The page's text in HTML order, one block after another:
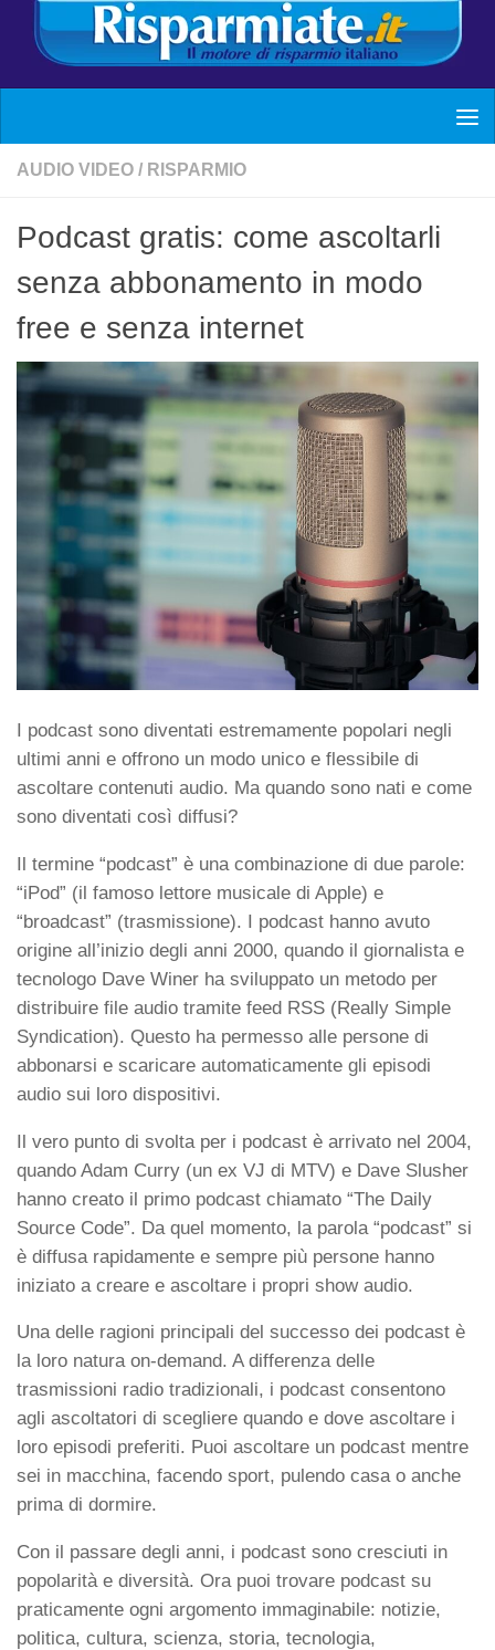
AUDIO VIDEO / RISPARMIO
Podcast gratis: come ascoltarli
senza abbonamento in modo
free e senza internet
I podcast sono diventati estremamente popolari negli
ultimi anni e offrono un modo unico e flessibile di
ascoltare contenuti audio. Ma quando sono nati e come
sono diventati così diffusi?
Il termine “podcast” è una combinazione di due parole:
“iPod” (il famoso lettore musicale di Apple) e
“broadcast” (trasmissione). I podcast hanno avuto
origine all’inizio degli anni 2000, quando il giornalista e
tecnologo Dave Winer ha sviluppato un metodo per
distribuire file audio tramite feed RSS (Really Simple
Syndication). Questo ha permesso alle persone di
abbonarsi e scaricare automaticamente gli episodi
audio sui loro dispositivi.
Il vero punto di svolta per i podcast è arrivato nel 2004,
quando Adam Curry (un ex VJ di MTV) e Dave Slusher
hanno creato il primo podcast chiamato “The Daily
Source Code”. Da quel momento, la parola “podcast” si
è diffusa rapidamente e sempre più persone hanno
iniziato a creare e ascoltare i propri show audio.
Una delle ragioni principali del successo dei podcast è
la loro natura on-demand. A differenza delle
trasmissioni radio tradizionali, i podcast consentono
agli ascoltatori di scegliere quando e dove ascoltare i
loro episodi preferiti. Puoi ascoltare un podcast mentre
sei in macchina, facendo sport, pulendo casa o anche
prima di dormire.
Con il passare degli anni, i podcast sono cresciuti in
popolarità e diversità. Ora puoi trovare podcast su
praticamente ogni argomento immaginabile: notizie,
politica, cultura, scienza, storia, tecnologia,